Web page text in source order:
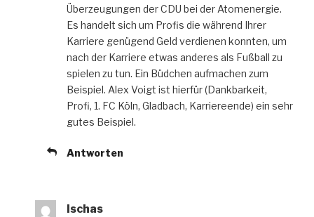
Überzeugungen der CDU bei der Atomenergie.
Es handelt sich um Profis die während Ihrer
Karriere genügend Geld verdienen konnten, um
nach der Karriere etwas anderes als Fußball zu
spielen zu tun. Ein Büdchen aufmachen zum
Beispiel. Alex Voigt ist hierfür (Dankbarkeit,
Profi, 1. FC Köln, Gladbach, Karriereende) ein sehr
gutes Beispiel.
Antworten
Ischas